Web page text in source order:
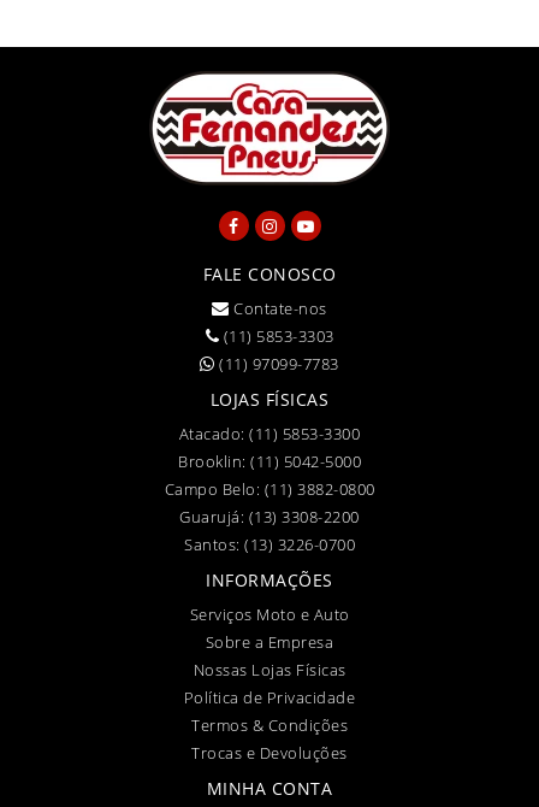
FALE CONOSCO
Contate-nos
(11) 5853-3303
(11) 97099-7783
LOJAS FÍSICAS
Atacado:(11) 5853-3300
Brooklin: (11) 5042-5000
Campo Belo: (11) 3882-0800
Guarujá: (13) 3308-2200
Santos: (13) 3226-0700
INFORMAÇÕES
Serviços Moto e Auto
Sobre a Empresa
Nossas Lojas Físicas
Política de Privacidade
Termos & Condições
Trocas e Devoluções
MINHA CONTA